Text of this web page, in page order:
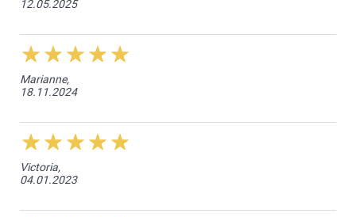
12.05.2025
Marianne,
18.11.2024
Victoria,
04.01.2023